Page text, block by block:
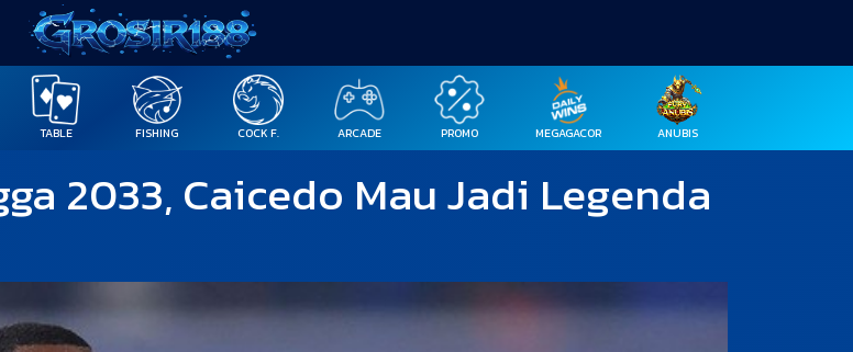
TABLE FISHING COCK F. ARCADE PROMO MEGAGACOR ANUBIS
2033, Caicedo Mau Jadi Legenda